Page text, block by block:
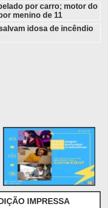
por carro; motor do
menino de 11
idosa de incêndio
IMPRESSA